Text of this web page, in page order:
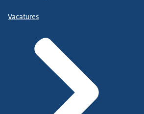
Vacatures